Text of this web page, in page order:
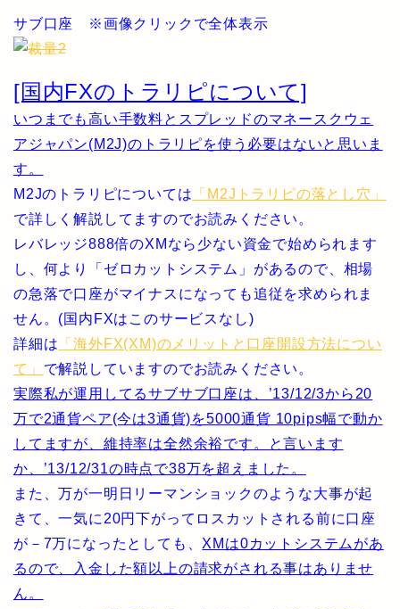
サブ口座 ※画像クリックで全体表示
[国内FXのトラリピについて]
いつまでも高い手数料とスプレッドのマネースクウェ
アジャパン(M2J)のトラリピを使う必要はないと思いま
す。
M2Jのトラリピについては 「M2Jトラリピの落とし穴」
で詳しく解説してますのでお読みください。
レバレッジ888倍のXMなら少ない資金で始められます
し、何より「ゼロカットシステム」があるので、相場
の急落で口座がマイナスになっても追従を求められま
せん。(国内FXはこのサービスなし)
詳細は 「海外FX(XM)のメリットと口座開設方法につい
て」 で解説していますのでお読みください。
実際私が運用してるサブサブ口座は、’13/12/3から20
万で2通貨ペア(今は3通貨)を5000通貨 10pips幅で動か
してますが、維持率は全然余裕です。と言います
か、’13/12/31の時点で38万を超えました。
また、万が一明日リーマンショックのような大事が起
きて、一気に20円下がってロスカットされる前に口座
が－7万になったとしても、 XMは0カットシステムがあ
るので、入金した額以上の請求がされる事はありませ
ん。